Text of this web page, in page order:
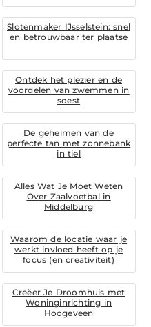
Slotenmaker IJsselstein: snel
en betrouwbaar ter plaatse
Ontdek het plezier en de
voordelen van zwemmen in
soest
De geheimen van de
perfecte tan met zonnebank
in tiel
Alles Wat Je Moet Weten
Over Zaalvoetbal in
Middelburg
Waarom de locatie waar je
werkt invloed heeft op je
focus (en creativiteit)
Creëer Je Droomhuis met
Woninginrichting in
Hoogeveen